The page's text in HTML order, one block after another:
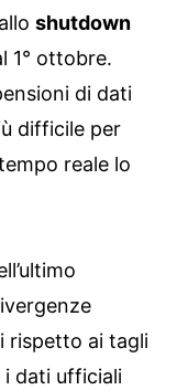
shutdown
1° ottobre.
di dati
difficile per
reale lo
rispetto ai tagli
i dati ufficiali